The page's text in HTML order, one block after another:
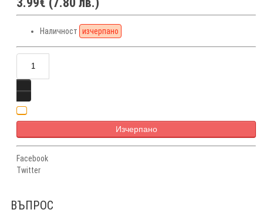
Наличност изчерпано
Изчерпано
Facebook
Twitter
ВЪПРОС